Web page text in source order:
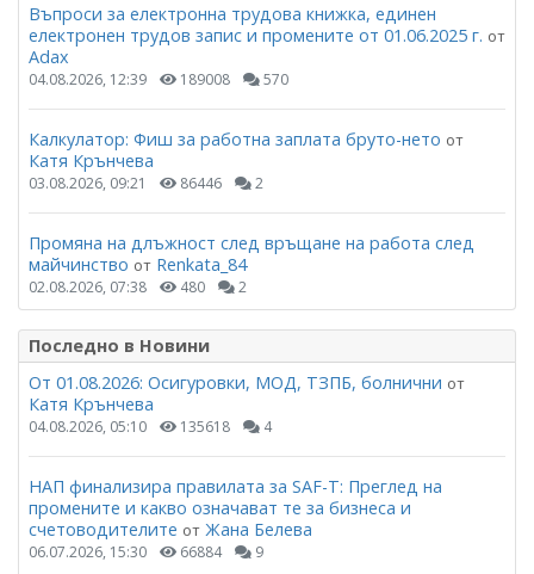
Въпроси за електронна трудова книжка, единен
електронен трудов запис и промените от 01.06.2025 г. от
Adax
04.08.2026, 12:39 189008 570
Калкулатор: Фиш за работна заплата бруто-нето от
Катя Крънчева
03.08.2026, 09:21 86446 2
Промяна на длъжност след връщане на работа след
майчинство от Renkata_84
02.08.2026, 07:38 480 2
Последно в Новини
От 01.08.2026: Осигуровки, МОД, ТЗПБ, болнични от
Катя Крънчева
04.08.2026, 05:10 135618 4
НАП финализира правилата за SAF-T: Преглед на
промените и какво означават те за бизнеса и
счетоводителите от Жана Белева
06.07.2026, 15:30 66884 9